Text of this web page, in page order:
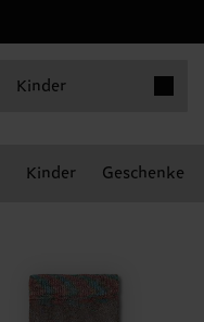
Kinder
Kinder Geschenke